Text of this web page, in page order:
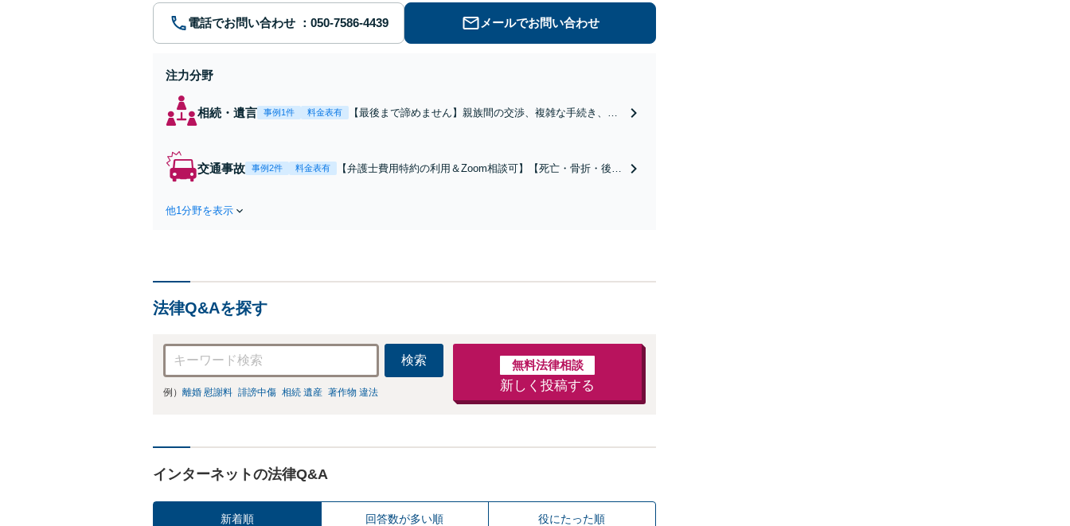
電話でお問い合わせ メールでお問い合わせ
注力分野
相続・遺言 事例1件 料金表有
【最後まで諦めません】親族間の交渉、複雑な手続き、全
能。【JR千葉駅近く】駐車場あり
交通事故 事例2件 料金表有
【弁護士費用特約の利用＆Zoom相談可】【死亡・骨折・後遺
他1分野を表示
法律Q&Aを探す
検索
例） 離婚 慰謝料 誹謗中傷 相続 遺産 著作物 違法
無料法律相談
新しく投稿する
インターネットの法律Q&A
新着順 回答数が多い順 役にたった順